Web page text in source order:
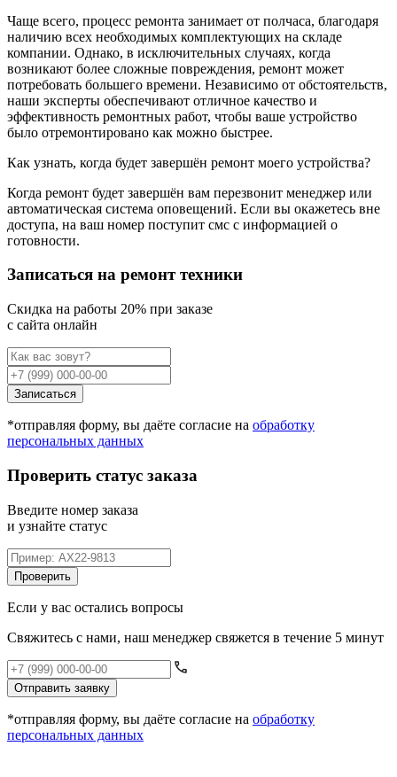
Чаще всего, процесс ремонта занимает от полчаса, благодаря
наличию всех необходимых комплектующих на складе
компании. Однако, в исключительных случаях, когда
возникают более сложные повреждения, ремонт может
потребовать большего времени. Независимо от обстоятельств,
наши эксперты обеспечивают отличное качество и
эффективность ремонтных работ, чтобы ваше устройство
было отремонтировано как можно быстрее.
Как узнать, когда будет завершён ремонт моего устройства?
Когда ремонт будет завершён вам перезвонит менеджер или
автоматическая система оповещений. Если вы окажетесь вне
доступа, на ваш номер поступит смс с информацией о
готовности.
Записаться на ремонт техники
Cкидка на работы 20% при заказе
с сайта онлайн
Записаться
*отправляя форму, вы даёте согласие на обработку
персональных данных
Проверить статус заказа
Введите номер заказа
и узнайте статус
Проверить
Если у вас остались вопросы
Свяжитесь с нами, наш менеджер свяжется в течение 5 минут
Отправить заявку
*отправляя форму, вы даёте согласие на обработку
персональных данных